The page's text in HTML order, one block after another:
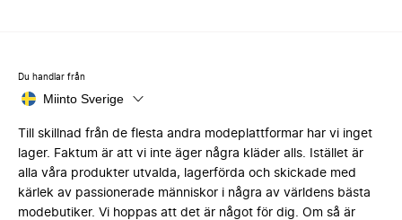
Du handlar från
Miinto Sverige
Till skillnad från de flesta andra modeplattformar har vi inget
lager. Faktum är att vi inte äger några kläder alls. Istället är
alla våra produkter utvalda, lagerförda och skickade med
kärlek av passionerade människor i några av världens bästa
modebutiker. Vi hoppas att det är något för dig. Om så är